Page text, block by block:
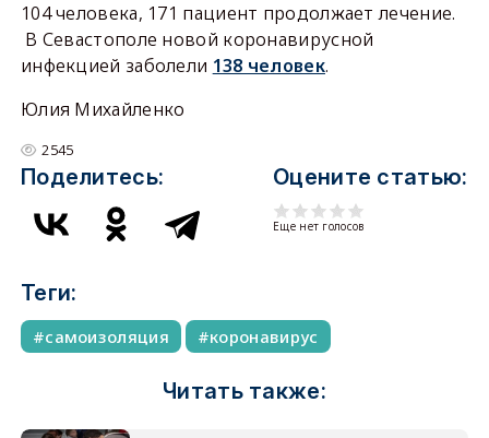
104 человека, 171 пациент продолжает лечение.
В Севастополе новой коронавирусной
инфекцией заболели 138 человек.
Юлия Михайленко
2545
Поделитесь: Оцените статью:
Еще нет голосов
Теги:
самоизоляция коронавирус
Читать также: